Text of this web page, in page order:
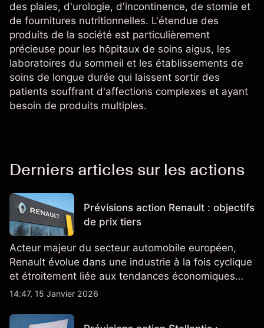
des plaies, d'urologie, d'incontinence, de stomie et
de fournitures nutritionnelles. L'étendue des
produits de la société est particulièrement
précieuse pour les hôpitaux de soins aigus, les
laboratoires du sommeil et les établissements de
soins de longue durée qui laissent sortir des
patients souffrant d'affections complexes et ayant
besoin de produits multiples.
Derniers articles sur les actions
Prévisions action Renault : objectifs
de prix tiers
Acteur majeur du secteur automobile européen,
Renault évolue dans une industrie à la fois cyclique
et étroitement liée aux tendances économiques
générales.
14:47, 15 Janvier 2026